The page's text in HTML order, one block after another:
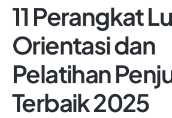
11 Perangkat
Orientasi dan
Pelatihan
Terbaik 2025